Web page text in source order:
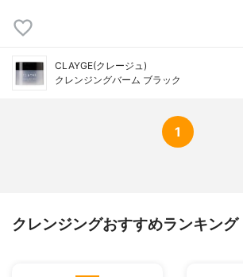
CLAYGE(クレージュ)
クレンジングバーム ブラック
1
クレンジングおすすめランキング